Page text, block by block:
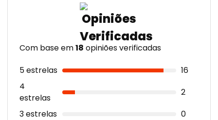
Com base em18 opiniões verificadas
5 estrelas
16
4
estrelas
2
3 estrelas
0